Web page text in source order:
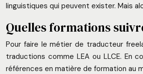
linguistiques qui peuvent exister. Mais
Quelles formations
Pour faire le métier de traducteur
traductions comme LEA ou LLCE. En
références en matière de formation au